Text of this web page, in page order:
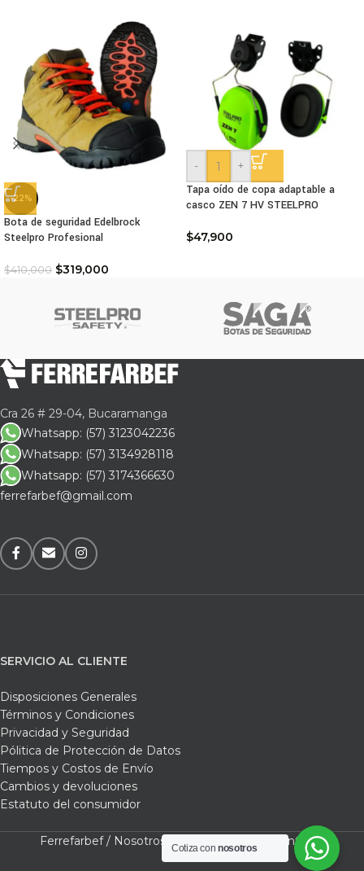
-22%
Bota de seguridad Edelbrock
Steelpro Profesional
$410,000 $319,000
-
+
Tapa oído de copa adaptable a
casco ZEN 7 HV STEELPRO
$47,900
Cra 26 # 29-04, Bucaramanga
Whatsapp: (57) 3123042236
Whatsapp: (57) 3134928118
Whatsapp: (57) 3174366630
ferrefarbef@gmail.com
SERVICIO AL CLIENTE
Disposiciones Generales
Términos y Condiciones
Privacidad y Seguridad
Pólitica de Protección de Datos
Tiempos y Costos de Envío
Cambios y devoluciones
Estatuto del consumidor
Ferrefarbef / Nosotros / Contacto
Cotiza connosotros